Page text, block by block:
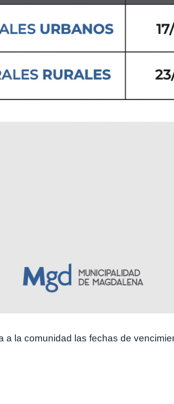
a la comunidad las fechas de